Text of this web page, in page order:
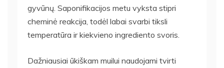
gyvūnų. Saponifikacijos metu vyksta stipri
cheminė reakcija, todėl labai svarbi tiksli
temperatūra ir kiekvieno ingrediento svoris.
Dažniausiai ūkiškam muilui naudojami tvirti